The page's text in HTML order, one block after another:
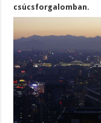
csúcsforgalomban.